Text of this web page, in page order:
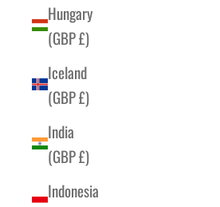
Hungary
(GBP £)
Iceland
(GBP £)
India
(GBP £)
Indonesia